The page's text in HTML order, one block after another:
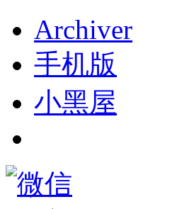
Archiver
手机版
小黑屋